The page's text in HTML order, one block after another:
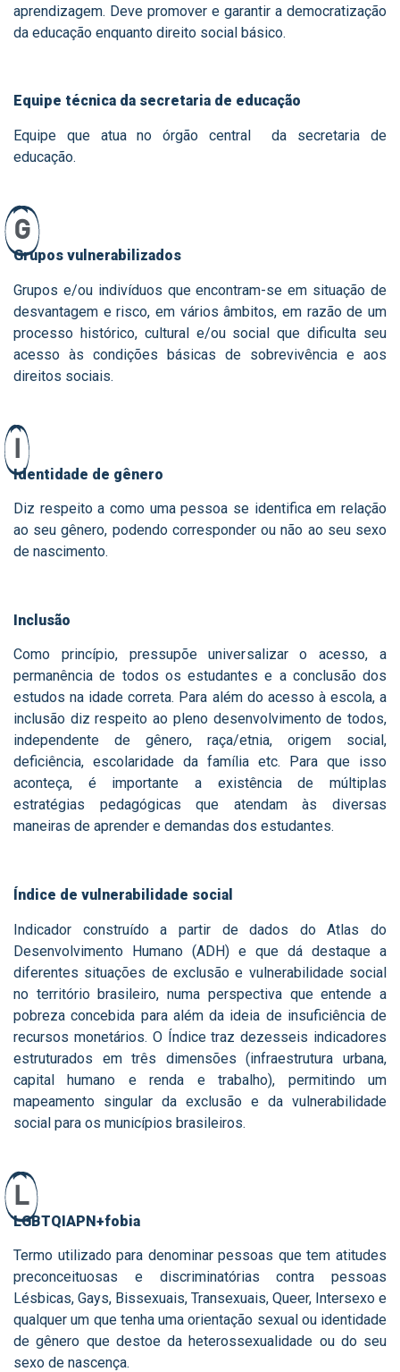
aprendizagem. Deve promover e garantir a democratização
da educação enquanto direito social básico.
Equipe técnica da secretaria de educação
Equipe que atua no órgão central da secretaria de
educação.
G
Grupos vulnerabilizados
Grupos e/ou indivíduos que encontram-se em situação de
desvantagem e risco, em vários âmbitos, em razão de um
processo histórico, cultural e/ou social que dificulta seu
acesso às condições básicas de sobrevivência e aos
direitos sociais.
Identidade de gênero
Diz respeito a como uma pessoa se identifica em relação
ao seu gênero, podendo corresponder ou não ao seu sexo
de nascimento.
Inclusão
Como princípio, pressupõe universalizar o acesso, a
permanência de todos os estudantes e a conclusão dos
estudos na idade correta. Para além do acesso à escola, a
inclusão diz respeito ao pleno desenvolvimento de todos,
independente de gênero, raça/etnia, origem social,
deficiência, escolaridade da família etc. Para que isso
aconteça, é importante a existência de múltiplas
estratégias pedagógicas que atendam às diversas
maneiras de aprender e demandas dos estudantes.
Índice de vulnerabilidade social
Indicador construído a partir de dados do Atlas do
Desenvolvimento Humano (ADH) e que dá destaque a
diferentes situações de exclusão e vulnerabilidade social
no território brasileiro, numa perspectiva que entende a
pobreza concebida para além da ideia de insuficiência de
recursos monetários. O Índice traz dezesseis indicadores
estruturados em três dimensões (infraestrutura urbana,
capital humano e renda e trabalho), permitindo um
mapeamento singular da exclusão e da vulnerabilidade
social para os municípios brasileiros.
L
LGBTQIAPN+fobia
Termo utilizado para denominar pessoas que tem atitudes
preconceituosas e discriminatórias contra pessoas
Lésbicas, Gays, Bissexuais, Transexuais, Queer, Intersexo e
qualquer um que tenha uma orientação sexual ou identidade
de gênero que destoe da heterossexualidade ou do seu
sexo de nascença.